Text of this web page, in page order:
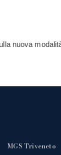
nuova
MGS Triveneto